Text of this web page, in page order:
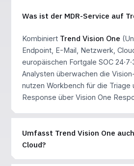
Was ist der MDR-Service auf
Kombiniert Trend Vision One
Endpoint, E-Mail, Netzwerk,
europäischen Fortgale SOC
Analysten überwachen die
nutzen Workbench für die Triage
Response über Vision One
Umfasst Trend Vision One
Cloud?